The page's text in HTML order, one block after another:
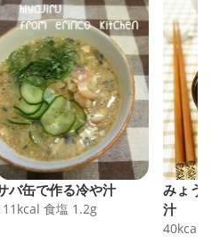
バ缶で作る冷や汁
kcal 食塩 1.2g
みょう
汁
40kcal